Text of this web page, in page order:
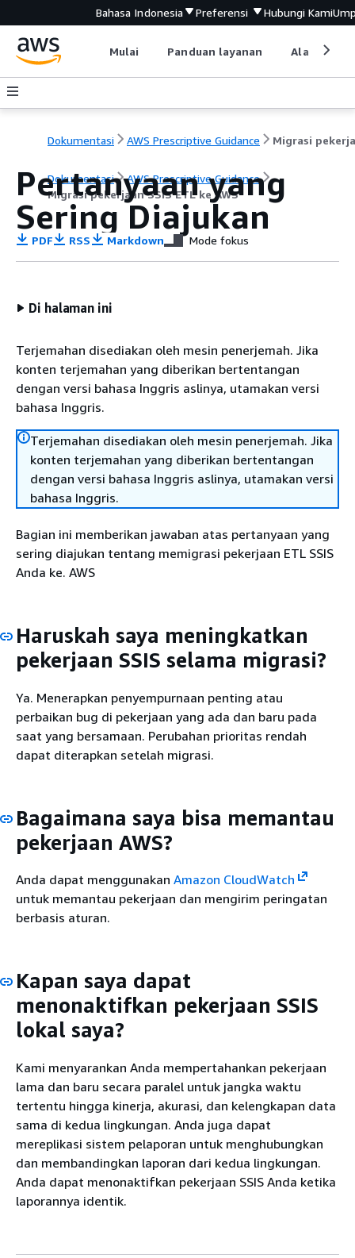
Bahasa Indonesia Preferensi Hubungi Kami
Mulai Panduan layanan Alat
Dokumentasi AWS Prescriptive Guidance
Dokumentasi
AWS Prescriptive Guidance
Migrasi pekerjaan SSIS ETL ke AWS
Pertanyaan yang
Sering Diajukan
PDF RSS Markdown Mode fokus
Di halaman ini
Terjemahan disediakan oleh mesin penerjemah. Jika
konten terjemahan yang diberikan bertentangan
dengan versi bahasa Inggris aslinya, utamakan versi
bahasa Inggris.
Terjemahan disediakan oleh mesin penerjemah. Jika
konten terjemahan yang diberikan bertentangan
dengan versi bahasa Inggris aslinya, utamakan versi
bahasa Inggris.
Bagian ini memberikan jawaban atas pertanyaan yang
sering diajukan tentang memigrasi pekerjaan ETL SSIS
Anda ke. AWS
Haruskah saya meningkatkan
pekerjaan SSIS selama migrasi?
Ya. Menerapkan penyempurnaan penting atau
perbaikan bug di pekerjaan yang ada dan baru pada
saat yang bersamaan. Perubahan prioritas rendah
dapat diterapkan setelah migrasi.
Bagaimana saya bisa memantau
pekerjaan AWS?
Anda dapat menggunakan Amazon CloudWatch
untuk memantau pekerjaan dan mengirim peringatan
berbasis aturan.
Kapan saya dapat
menonaktifkan pekerjaan SSIS
lokal saya?
Kami menyarankan Anda mempertahankan pekerjaan
lama dan baru secara paralel untuk jangka waktu
tertentu hingga kinerja, akurasi, dan kelengkapan data
sama di kedua lingkungan. Anda juga dapat
mereplikasi sistem pelaporan untuk menghubungkan
dan membandingkan laporan dari kedua lingkungan.
Anda dapat menonaktifkan pekerjaan SSIS Anda ketika
laporannya identik.